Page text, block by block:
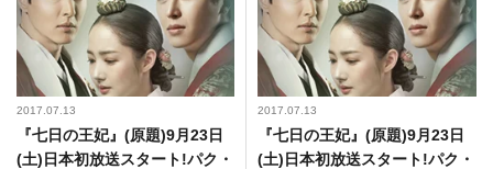
2017.07.13
『七日の王妃』(原題)9月23日
(土)日本初放送スタート!パク・
2017.07.13
『七日の王妃』(原題)9月23日
(土)日本初放送スタート!パク・